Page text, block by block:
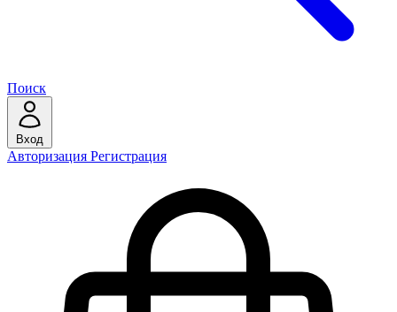
Поиск
Вход
Авторизация Регистрация